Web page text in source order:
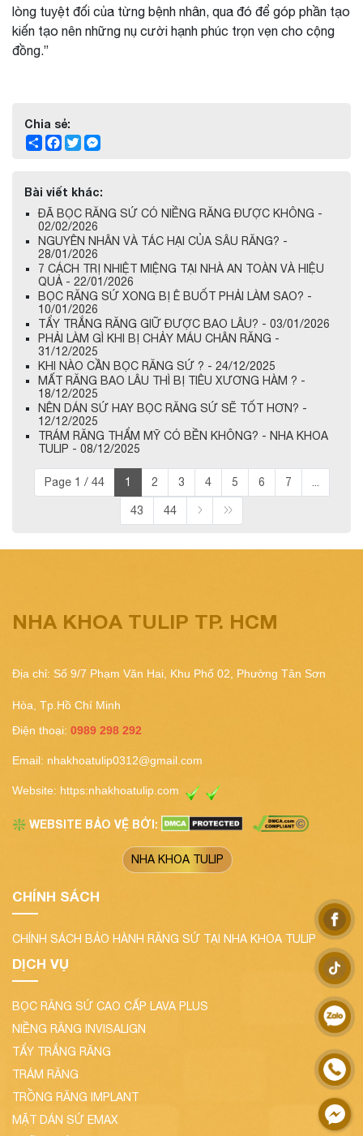
lòng tuyệt đối của từng bệnh nhân, qua đó để góp phần tạo
kiến tạo nên những nụ cười hạnh phúc trọn vẹn cho cộng
đồng.”
Chia sẻ:
ShareFacebook
Twitter
Bài viết khác:
ĐÃ BỌC RĂNG SỨ CÓ NIỀNG RĂNG ĐƯỢC KHÔNG -
02/02/2026
NGUYÊN NHÂN VÀ TÁC HẠI CỦA SÂU RĂNG? -
28/01/2026
7 CÁCH TRỊ NHIỆT MIỆNG TẠI NHÀ AN TOÀN VÀ HIỆU
QUẢ - 22/01/2026
BỌC RĂNG SỨ XONG BỊ Ê BUỐT PHẢI LÀM SAO? -
10/01/2026
TẨY TRẮNG RĂNG GIỮ ĐƯỢC BAO LÂU? - 03/01/2026
PHẢI LÀM GÌ KHI BỊ CHẢY MÁU CHÂN RĂNG -
31/12/2025
KHI NÀO CẦN BỌC RĂNG SỨ ? - 24/12/2025
MẤT RĂNG BAO LÂU THÌ BỊ TIÊU XƯƠNG HÀM ? -
18/12/2025
NÊN DÁN SỨ HAY BỌC RĂNG SỨ SẼ TỐT HƠN? -
12/12/2025
TRÁM RĂNG THẨM MỸ CÓ BỀN KHÔNG? - NHA KHOA
TULIP - 08/12/2025
Page 1 / 44 1 2 3 4 5 6 7
43 44
NHA KHOA TULIP TP. HCM
Địa chỉ: Số 9/7 Phạm Văn Hai, Khu Phố 02, Phường Tân Sơn
Hòa, Tp.Hồ Chí Minh
Điện thoại: 0989 298 292
Email: nhakhoatulip0312@gmail.com
Website: https:nhakhoatulip.com
❇️ WEBSITE BẢO VỆ BỞI:
NHA KHOA TULIP
CHÍNH SÁCH
CHÍNH SÁCH BẢO HÀNH RĂNG SỨ TẠI NHA KHOA TULIP
DỊCH VỤ
BỌC RĂNG SỨ CAO CẤP LAVA PLUS
NIỀNG RĂNG INVISALIGN
TẨY TRẮNG RĂNG
TRÁM RĂNG
TRỒNG RĂNG IMPLANT
MẶT DÁN SỨ EMAX